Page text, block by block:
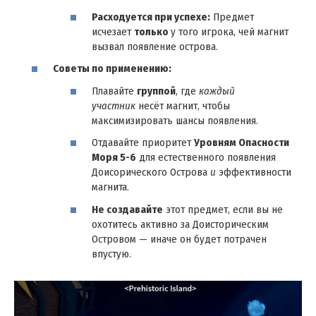
Расходуется при успехе: Предмет
исчезает только у того игрока, чей магнит
вызвал появление острова.
Советы по применению:
Плавайте группой, где каждый
участник несёт магнит, чтобы
максимизировать шансы появления.
Отдавайте приоритетУровням Опасности
Моря 5-6 для естественного появления
Доисорического Острова и эффективности
магнита.
Не создавайте этот предмет, если вы не
охотитесь активно за Доисторическим
Островом — иначе он будет потрачен
впустую.